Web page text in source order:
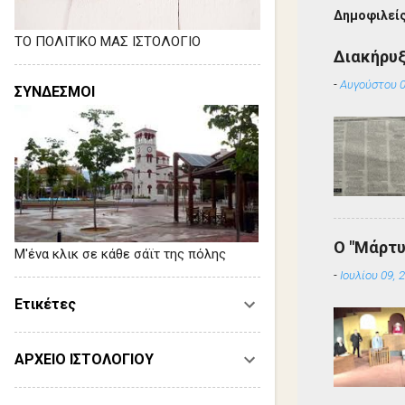
-Αυγούστου
Ο
- Ιουλίου 09,
ΤΟ ΠΟΛΙΤΙΚΟ ΜΑΣ ΙΣΤΟΛΟΓΙΟ
ΣΥΝΔΕΣΜΟΙ
Μ'ένα κλικ σε κάθε σάϊτ της πόλης
Ετικέτες
ΑΡΧΕΙΟ ΙΣΤΟΛΟΓΙΟΥ